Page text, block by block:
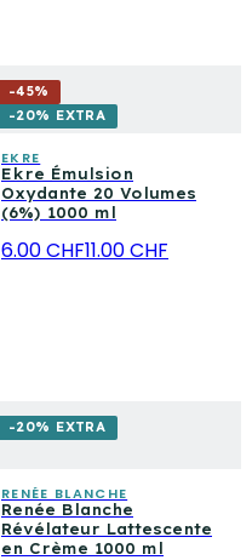
-45%
-20% EXTRA
EKRE
Ekre Émulsion
Oxydante 20 Volumes
(6%) 1000 ml
6.00 CHF11.00 CHF
-20% EXTRA
RENÉE BLANCHE
Renée Blanche
Révélateur Lattescente
en Crème 1000 ml